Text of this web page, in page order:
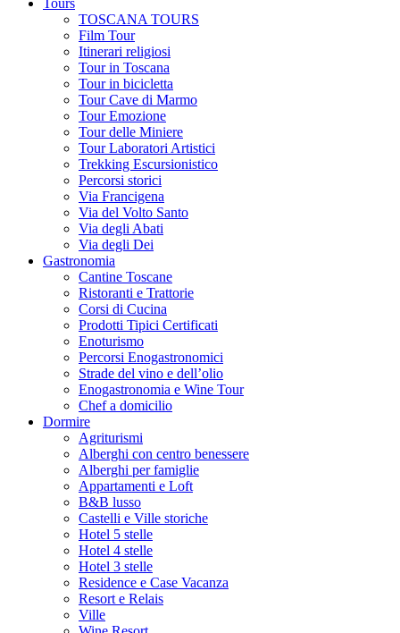
Tours
TOSCANA TOURS
Film Tour
Itinerari religiosi
Tour in Toscana
Tour in bicicletta
Tour Cave di Marmo
Tour Emozione
Tour delle Miniere
Tour Laboratori Artistici
Trekking Escursionistico
Percorsi storici
Via Francigena
Via del Volto Santo
Via degli Abati
Via degli Dei
Gastronomia
Cantine Toscane
Ristoranti e Trattorie
Corsi di Cucina
Prodotti Tipici Certificati
Enoturismo
Percorsi Enogastronomici
Strade del vino e dell’olio
Enogastronomia e Wine Tour
Chef a domicilio
Dormire
Agriturismi
Alberghi con centro benessere
Alberghi per famiglie
Appartamenti e Loft
B&B lusso
Castelli e Ville storiche
Hotel 5 stelle
Hotel 4 stelle
Hotel 3 stelle
Residence e Case Vacanza
Resort e Relais
Ville